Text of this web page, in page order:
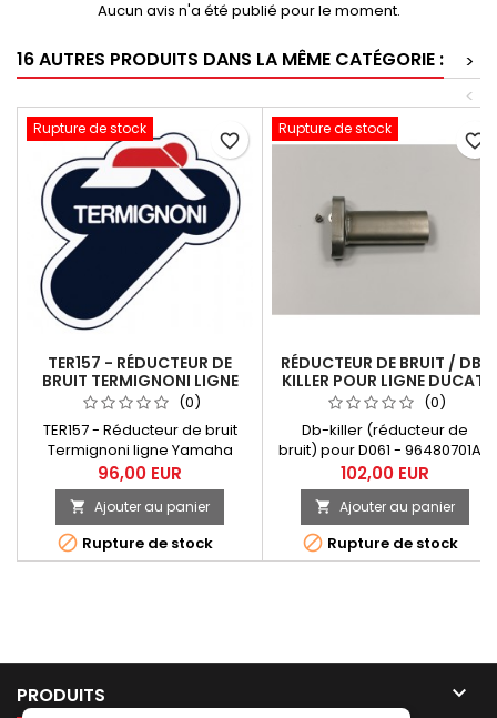
Aucun avis n'a été publié pour le moment.
16 AUTRES PRODUITS DANS LA MÊME CATÉGORIE :
>
<
Rupture de stock
TER157 - RÉDUCTEUR DE
BRUIT TERMIGNONI LIGNE
YAMAHA TMAX
(0)
TER157 - Réducteur de bruit
Termignoni ligne Yamaha
Tmax
96,00 EUR
 Ajouter au panier
 Rupture de stock
favorite_border
Rupture de stock
RÉDUCTEUR DE BRUIT / DB-
KILLER POUR LIGNE DUCATI
MTS 1200 (0)
Db-killer (réducteur de
bruit) pour D061 - 96480701A -
LIGNE COMPLETE 2x1 RACING
MTS1200 1106, D180 - 96481471A
- LIGNE COMPLETE 2x1 RACING
MTS1200 1504. Vis de fixation
incluse.
102,00 EUR
 Ajouter au panier
 Rupture de stock
favorite_border
PRODUITS 